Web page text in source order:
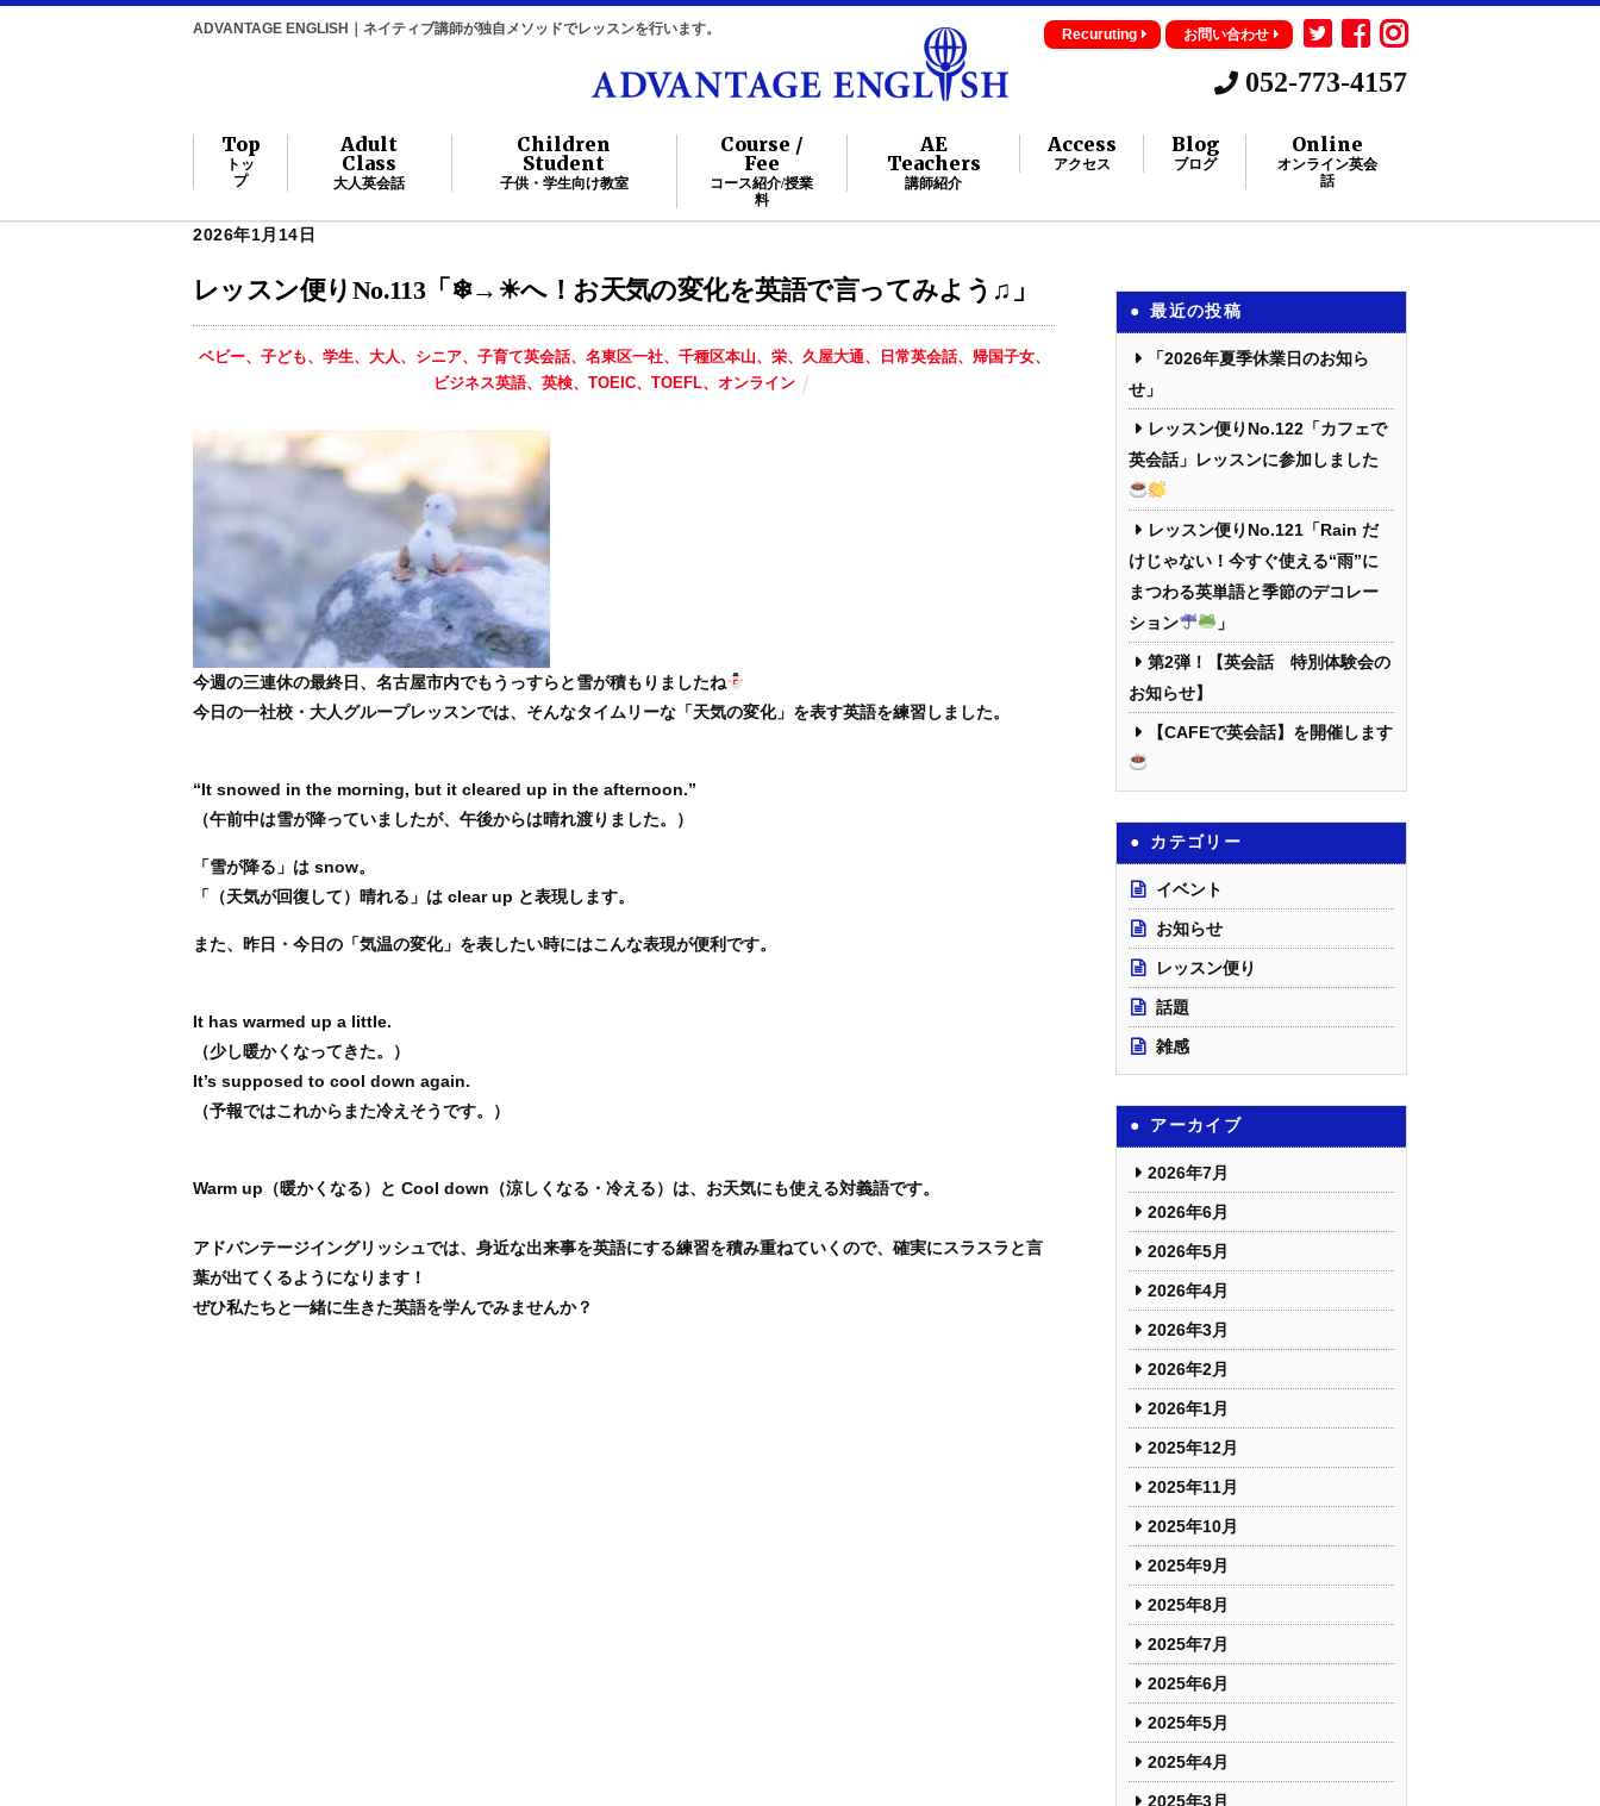
ADVANTAGE ENGLISH｜ネイティブ講師が独自メソッドでレッスンを行います。 Recuruting お問い合わせ
052-773-4157
Top
トッ
プ
Adult
Class
大人英会話
Children
Student
子供・学生向け教室
Course /
Fee
コース紹介/授業
料
AE
Teachers
講師紹介
Access
アクセス
Blog
ブログ
Online
オンライン英会
話
2026年1月14日
レッスン便りNo.113「❄→☀へ！お天気の変化を英語で言ってみよう♫」
ベビー、子ども、学生、大人、シニア、子育て英会話、名東区一社、千種区本山、栄、久屋大通、日常英会話、帰国子女、
ビジネス英語、英検、TOEIC、TOEFL、オンライン
今週の三連休の最終日、名古屋市内でもうっすらと雪が積もりましたね
今日の一社校・大人グループレッスンでは、そんなタイムリーな「天気の変化」を表す英語を練習しました。
“It snowed in the morning, but it cleared up in the afternoon.”
（午前中は雪が降っていましたが、午後からは晴れ渡りました。）
​「雪が降る」は snow。
「（天気が回復して）晴れる」は clear up と表現します。
また、昨日・今日の「気温の変化」を表したい時にはこんな表現が便利です。
It has warmed up a little.
（少し暖かくなってきた。）
It’s supposed to cool down again.
（予報ではこれからまた冷えそうです。）
Warm up（暖かくなる）と Cool down（涼しくなる・冷える）は、お天気にも使える対義語です。
アドバンテージイングリッシュでは、身近な出来事を英語にする練習を積み重ねていくので、確実にスラスラと言
葉が出てくるようになります！
ぜひ私たちと一緒に生きた英語を学んでみませんか？
最近の投稿
「2026年夏季休業日のお知ら
せ」
レッスン便りNo.122「カフェで
英会話」レッスンに参加しました
レッスン便りNo.121「Rain だ
けじゃない！今すぐ使える“雨”に
まつわる英単語と季節のデコレー
ション
」
第2弾！【英会話 特別体験会の
お知らせ】
【CAFEで英会話】を開催します
カテゴリー
イベント
お知らせ
レッスン便り
話題
雑感
アーカイブ
2026年7月
2026年6月
2026年5月
2026年4月
2026年3月
2026年2月
2026年1月
2025年12月
2025年11月
2025年10月
2025年9月
2025年8月
2025年7月
2025年6月
2025年5月
2025年4月
2025年3月